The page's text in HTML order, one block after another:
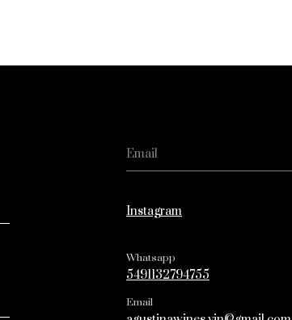
Instagram
Whatsapp
5491132794755
Email